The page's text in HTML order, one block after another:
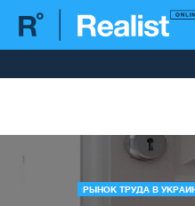
РЫНОК ТРУДА В